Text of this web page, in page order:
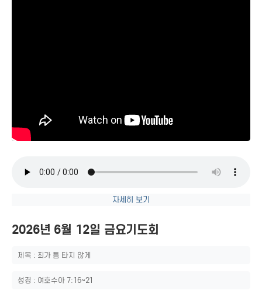
자세히 보기
2026년 6월 12일 금요기도회
제목 : 죄가 틈 타지 않게
성경 : 여호수아 7:16~21